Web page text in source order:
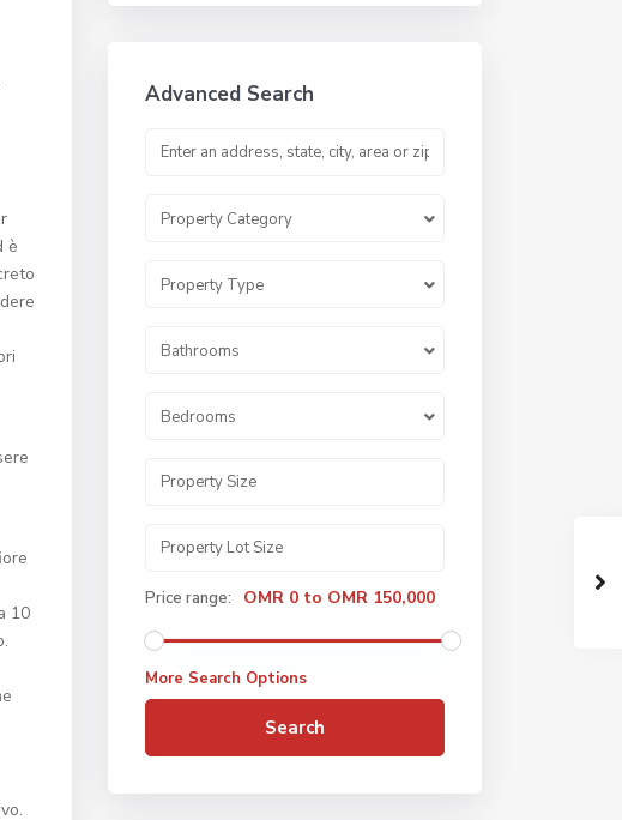
è
10
Advanced Search
Property Category
Property Type
Bathrooms
Bedrooms
Price range: OMR 0 to OMR 150,000
More Search Options
Search